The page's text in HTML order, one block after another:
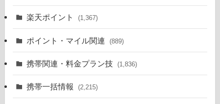
楽天ポイント (1,367)
ポイント・マイル関連 (889)
携帯関連・料金プラン技 (1,836)
携帯一括情報 (2,215)